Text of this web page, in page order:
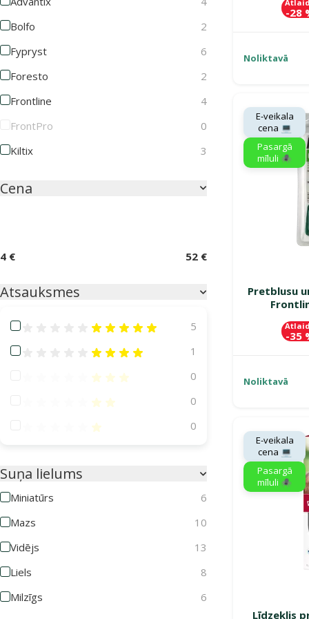
Bolfo
2
Fypryst
6
Foresto
2
Frontline
4
FrontPro
0
Kiltix
3
Cena
4 € 52 €
Atsauksmes
Atsauksmes 100%
5
Atsauksmes 80%
1
Atsauksmes 60%
0
Atsauksmes 40%
0
Atsauksmes 20%
0
Suņa lielums
Miniatūrs
6
Mazs
10
Vidējs
13
Liels
8
Milzīgs
6
-28
Noliktavā
Pretblusu
-35
E-veikala
cena 💻
Pasargā
mīluli 🕷️
Noliktavā
Līdzeklis
E-veikala
cena 💻
Pasargā
mīluli 🕷️